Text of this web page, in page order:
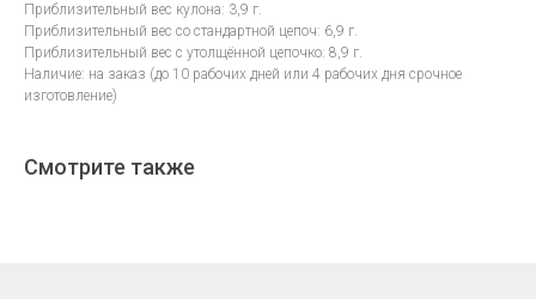
Приблизительный вес кулона: 3,9 г.
Приблизительный вес со стандартной цепоч: 6,9 г.
Приблизительный вес с утолщённой цепочко: 8,9 г.
Наличие: на заказ (до 10 рабочих дней или 4 рабочих дня срочное
изготовление)
Смотрите также